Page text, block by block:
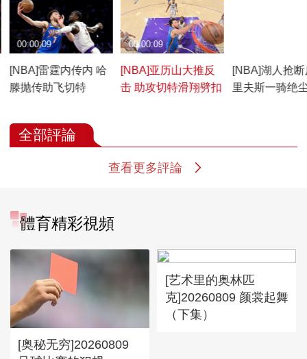
[NBA]雷霆内传内 哈
滕抛传助飞切特
00:00:09
[NBA]亚历山大推反
击 助攻切特滑翔劈扣
00:00:09
[NBA]湖人抢断
里夫斯一骑绝
全部評論
查看更多評論
體育精彩視頻
[奥秘无穷]20260809
[艺术里的奥林匹
克]20260809 颜裳起舞
（下集）